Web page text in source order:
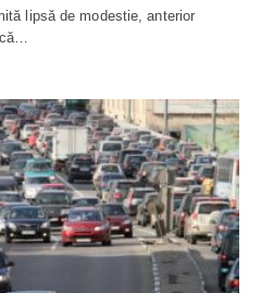
lipsă de modestie, anterior